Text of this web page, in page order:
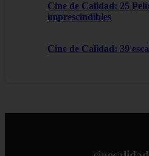
Cine de Calidad: 25
imprescindibles
Cine de Calidad: 39